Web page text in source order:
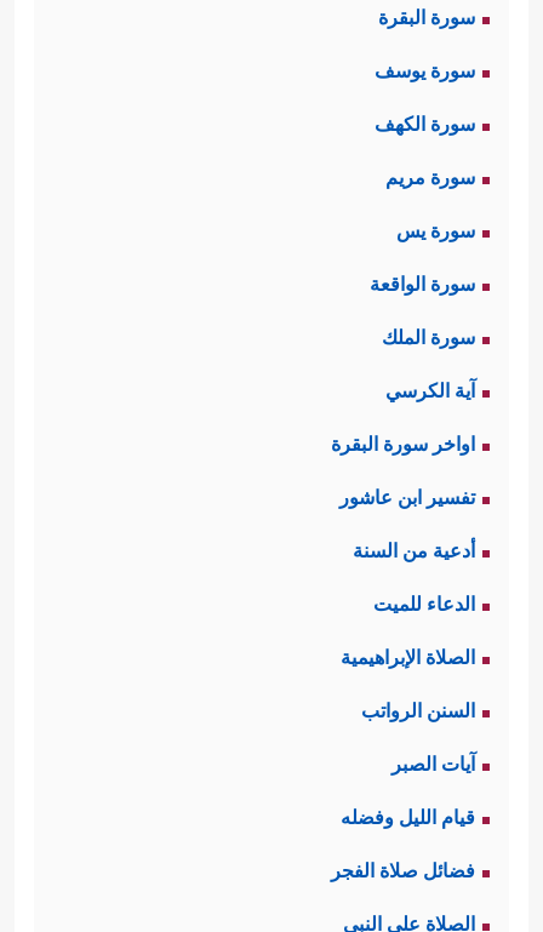
سورة البقرة
سورة يوسف
سورة الكهف
سورة مريم
سورة يس
سورة الواقعة
سورة الملك
آية الكرسي
اواخر سورة البقرة
تفسير ابن عاشور
أدعية من السنة
الدعاء للميت
الصلاة الإبراهيمية
السنن الرواتب
آيات الصبر
قيام الليل وفضله
فضائل صلاة الفجر
الصلاة على النبي